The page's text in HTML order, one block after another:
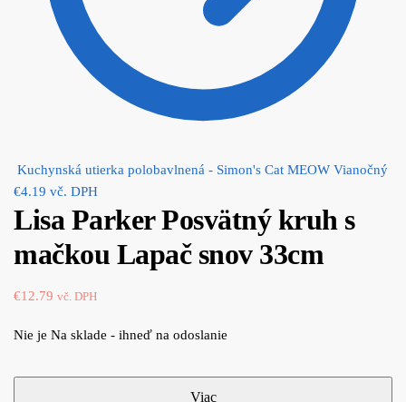
Kuchynská utierka polobavlnená - Simon's Cat MEOW Vianočný
€4.19 vč. DPH
Lisa Parker Posvätný kruh s
mačkou Lapač snov 33cm
€12.79 vč. DPH
Nie je Na sklade - ihneď na odoslanie